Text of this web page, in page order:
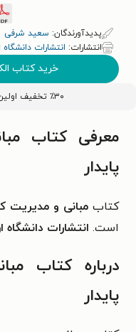
پدیدآورندگان: سعید شرفی
انتشارات: انتشارات دانشگاه
خرید کتاب
٪۳۰ تخفیف اولین خرید کتاب با کد
معرفی کتاب
پایدار
کتاب مبانی و مدیریت
است. انتشارات دانشگاه
درباره کتاب
پایدار